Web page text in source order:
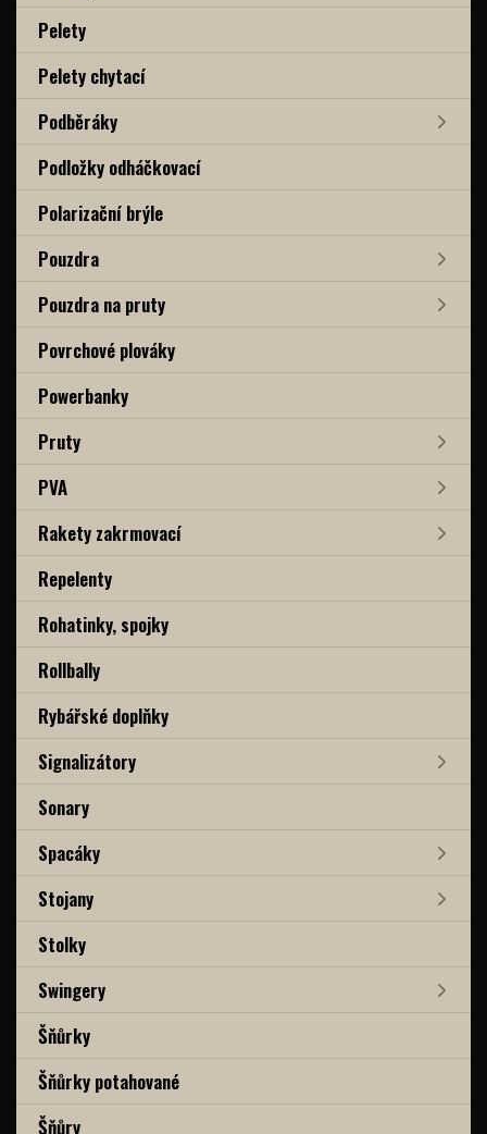
Pelety
Pelety chytací
Podběráky
Podložky odháčkovací
Polarizační brýle
Pouzdra
Pouzdra na pruty
Povrchové plováky
Powerbanky
Pruty
PVA
Rakety zakrmovací
Repelenty
Rohatinky, spojky
Rollbally
Rybářské doplňky
Signalizátory
Sonary
Spacáky
Stojany
Stolky
Swingery
Šňůrky
Šňůrky potahované
Šňůry